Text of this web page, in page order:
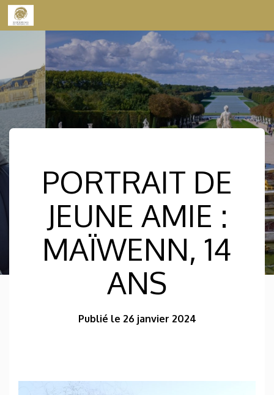
Skip to content
PORTRAIT DE
JEUNE AMIE :
MAÏWENN, 14
ANS
Publié le 26 janvier 2024